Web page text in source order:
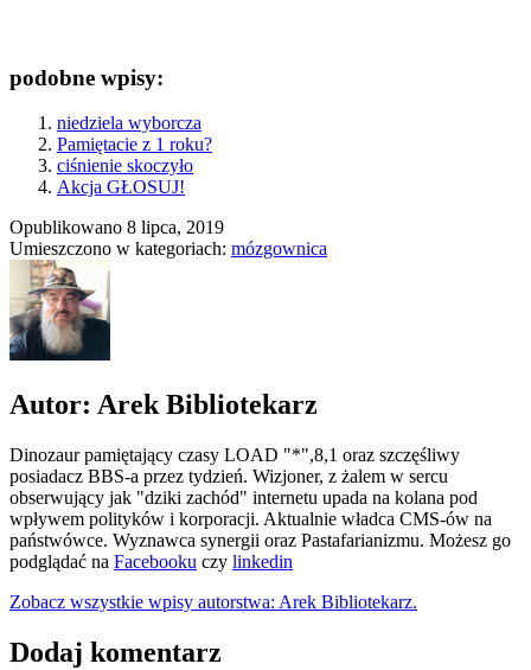
podobne wpisy:
niedziela wyborcza
Pamiętacie z 1 roku?
ciśnienie skoczyło
Akcja GŁOSUJ!
Opublikowano 8 lipca, 2019
Umieszczono w kategoriach: mózgownica
Autor: Arek Bibliotekarz
Dinozaur pamiętający czasy LOAD "*",8,1 oraz szczęśliwy
posiadacz BBS-a przez tydzień. Wizjoner, z żalem w sercu
obserwujący jak "dziki zachód" internetu upada na kolana pod
wpływem polityków i korporacji. Aktualnie władca CMS-ów na
państwówce. Wyznawca synergii oraz Pastafarianizmu. Możesz go
podglądać na Facebooku czy linkedin
Zobacz wszystkie wpisy autorstwa: Arek Bibliotekarz.
Dodaj komentarz